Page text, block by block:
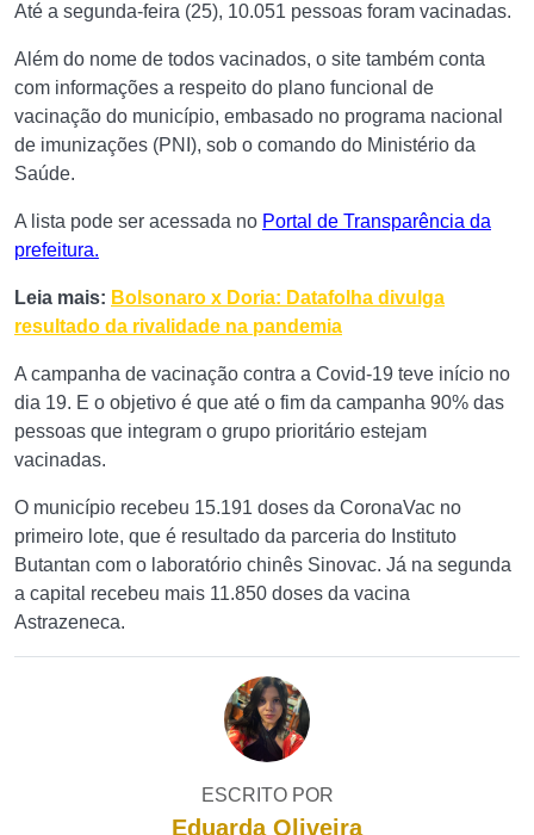
Até a segunda-feira (25), 10.051 pessoas foram vacinadas.
Além do nome de todos vacinados, o site também conta
com informações a respeito do plano funcional de
vacinação do município, embasado no programa nacional
de imunizações (PNI), sob o comando do Ministério da
Saúde.
A lista pode ser acessada no Portal de Transparência da
prefeitura.
Leia mais: Bolsonaro x Doria: Datafolha divulga
resultado da rivalidade na pandemia
A campanha de vacinação contra a Covid-19 teve início no
dia 19. E o objetivo é que até o fim da campanha 90% das
pessoas que integram o grupo prioritário estejam
vacinadas.
O município recebeu 15.191 doses da CoronaVac no
primeiro lote, que é resultado da parceria do Instituto
Butantan com o laboratório chinês Sinovac. Já na segunda
a capital recebeu mais 11.850 doses da vacina
Astrazeneca.
ESCRITO POR
Eduarda Oliveira